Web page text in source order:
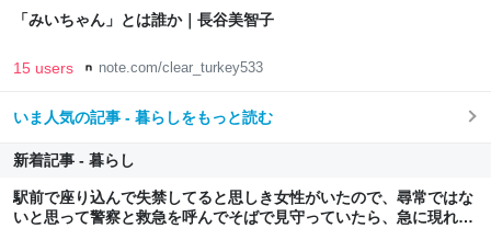
「みいちゃん」とは誰か｜長谷美智子
15 users note.com/clear_turkey533
いま人気の記事 - 暮らしをもっと読む
新着記事 - 暮らし
駅前で座り込んで失禁してると思しき女性がいたので、尋常ではな
いと思って警察と救急を呼んでそばで見守っていたら、急に現れた